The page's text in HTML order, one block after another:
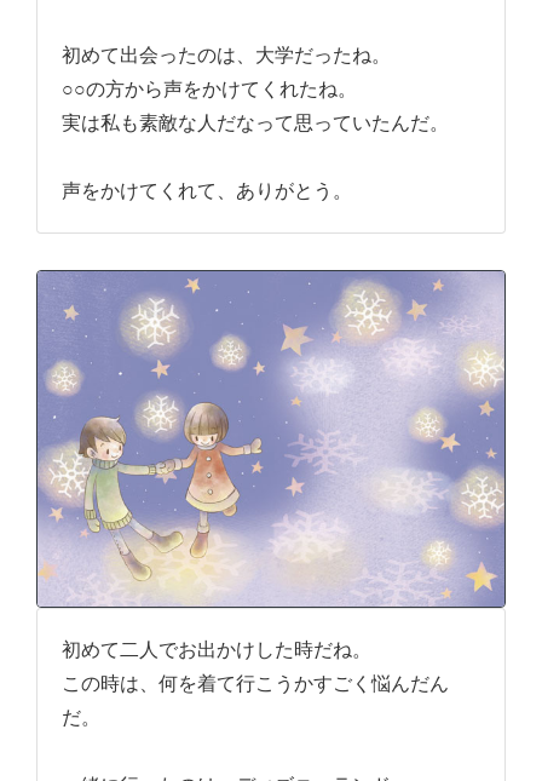
初めて出会ったのは、大学だったね。
○○の方から声をかけてくれたね。
実は私も素敵な人だなって思っていたんだ。
声をかけてくれて、ありがとう。
初めて二人でお出かけした時だね。
この時は、何を着て行こうかすごく悩んだん
だ。